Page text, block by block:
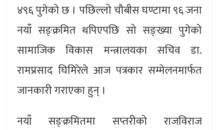
४९६ पुगेको छ । पछिल्लो चौबीस घण्टामा ९६ जना
नयाँ सङ्क्रमित थपिएपछि सो सङ्ख्या पुगेको
सामाजिक विकास मन्त्रालयका सचिव डा.
रामप्रसाद घिमिरेले आज पत्रकार सम्मेलनमार्फत
जानकारी गराएका हुन् ।
नयाँ सङ्क्रमितमा सप्तरीको राजविराज